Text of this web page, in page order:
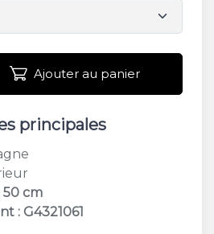
Ajouter au panier
principales
50 cm
: G4321061